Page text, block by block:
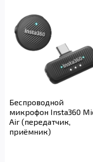
Беспроводной
микрофон Insta360
Air (передатчик,
приёмник)